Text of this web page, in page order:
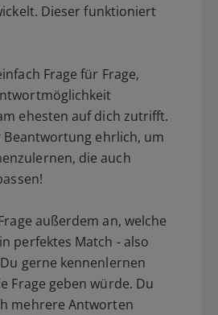
Dieser funktioniert
Frage für Frage,
ehesten auf dich zutrifft.
Beantwortung ehrlich, um
die auch
außerdem an, welche
perfektes Match - also
gerne kennenlernen
Frage geben würde. Du
mehrere Antworten